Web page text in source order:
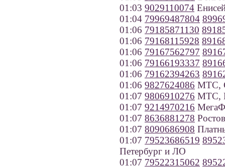
01:03 9029110074
01:04 79969487804
01:06 79185871130
01:06 79168115928
01:06 79167562797
01:06 79166193337
01:06 79162394263
01:06 9827624086 МТС,
01:07 9806910276 МТС,
01:07 9214970216
01:07 8636881278
01:07 8090686908
01:07 79523686519
Петербург и ЛО
01:07 79522315062